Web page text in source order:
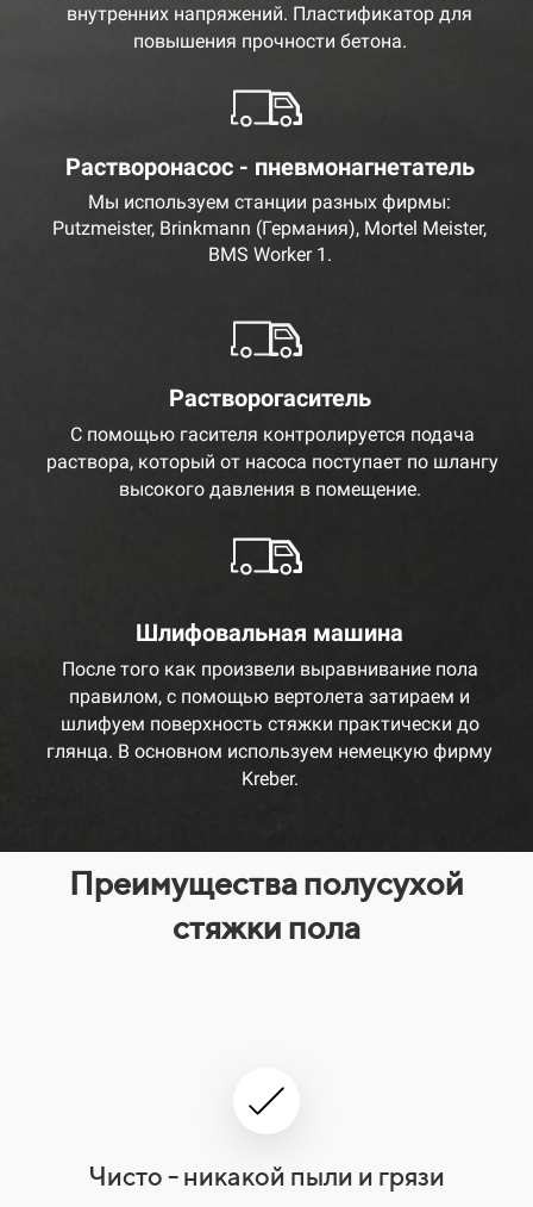
внутренних напряжений. Пластификатор для
повышения прочности бетона.
Растворонасос - пневмонагнетатель
Мы используем станции разных фирмы:
Putzmeister, Brinkmann (Германия), Mortel Meister,
BMS Worker 1.
Растворогаситель
С помощью гасителя контролируется подача
раствора, который от насоса поступает по шлангу
высокого давления в помещение.
Шлифовальная машина
После того как произвели выравнивание пола
правилом, с помощью вертолета затираем и
шлифуем поверхность стяжки практически до
глянца. В основном используем немецкую фирму
Kreber.
Преимущества полусухой
стяжки пола
Чисто - никакой пыли и грязи